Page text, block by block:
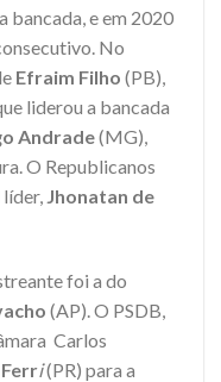
bancada, e em 2020
No
Efraim Filho (PB),
liderou a bancada
Andrade(MG),
O Republicanos
Jhonatan de
foi a do
(AP). O PSDB,
Carlos
i(PR) para a